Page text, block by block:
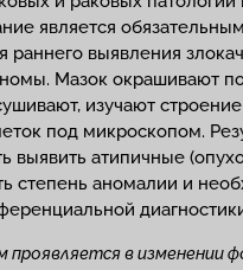
является
выявления
Мазок окрашивают
изучают
под микроскопом.
выявить атипичные
степень аномалии и
проявляется в изменении